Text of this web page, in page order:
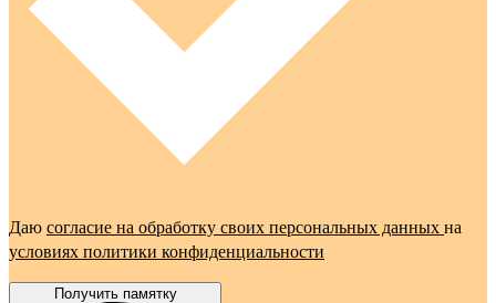
Даю согласие на обработку своих персональных данных на
условиях политики конфиденциальности
Получить памятку